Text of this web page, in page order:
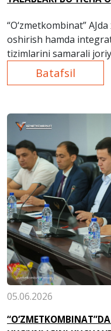
“O‘zmetkombinat”
oshirish hamda
tizimlarini samarali
ko‘nikmalarini
9001:2015, ISO
integratsiyalashgan
mavzusida malaka
Batafsil
05.06.2026